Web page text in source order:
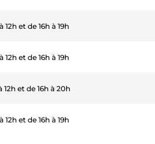
et de 16h à 19h
et de 16h à 19h
et de 16h à 20h
et de 16h à 19h
et de 16h à 19h
et de 16h à 19h